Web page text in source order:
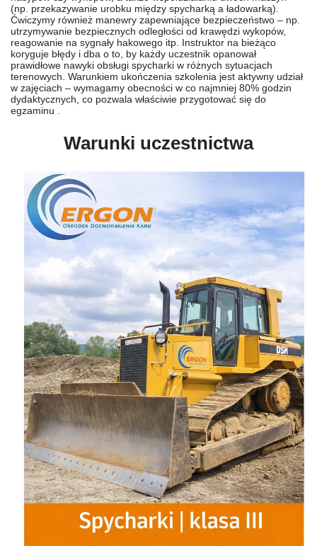
(np. przekazywanie urobku między spycharką a ładowarką).
Ćwiczymy również manewry zapewniające bezpieczeństwo – np.
utrzymywanie bezpiecznych odległości od krawędzi wykopów,
reagowanie na sygnały hakowego itp. Instruktor na bieżąco
koryguje błędy i dba o to, by każdy uczestnik opanował
prawidłowe nawyki obsługi spycharki w różnych sytuacjach
terenowych. Warunkiem ukończenia szkolenia jest aktywny udział
w zajęciach – wymagamy obecności w co najmniej 80% godzin
dydaktycznych, co pozwala właściwie przygotować się do
egzaminu .
Warunki uczestnictwa